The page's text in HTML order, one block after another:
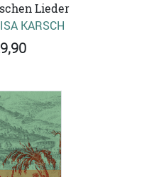
Lieder
KARSCH